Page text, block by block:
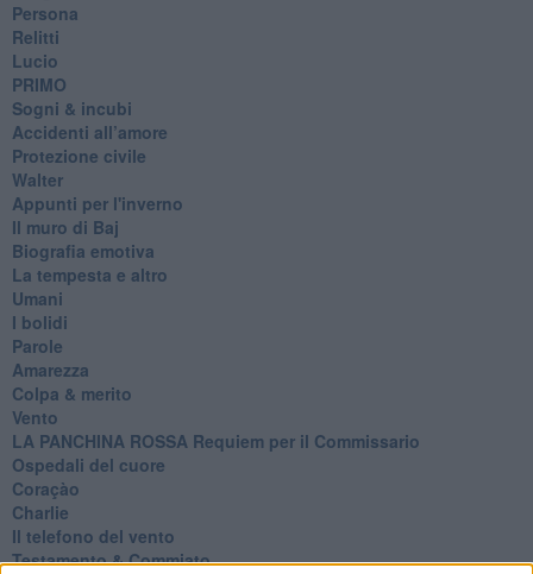
Persona
Relitti
Lucio
PRIMO
Sogni & incubi
Accidenti all’amore
Protezione civile
Walter
Appunti per l'inverno
Il muro di Baj
Biografia emotiva
La tempesta e altro
Umani
I bolidi
Parole
Amarezza
Colpa & merito
Vento
​LA PANCHINA ROSSA Requiem per il Commissario
Ospedali del cuore
Coraçào
Charlie
Il telefono del vento
Testamento & Commiato